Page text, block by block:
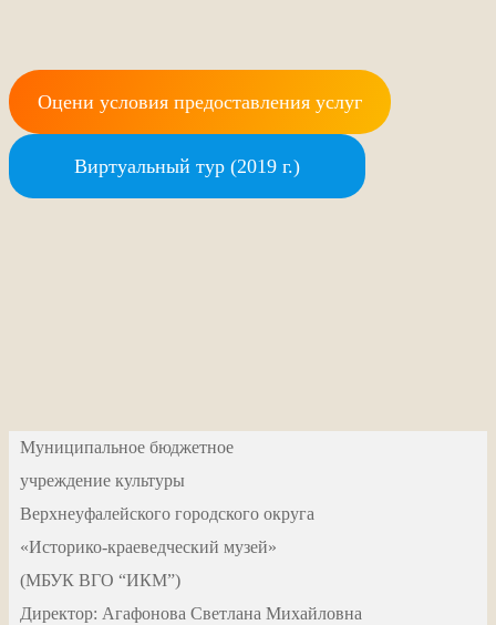
Оцени условия предоставления услуг
Виртуальный тур (2019 г.)
Муниципальное бюджетное
учреждение культуры
Верхнеуфалейского городского округа
«Историко-краеведческий музей»
(МБУК ВГО “ИКМ”)
Директор: Агафонова Светлана Михайловна